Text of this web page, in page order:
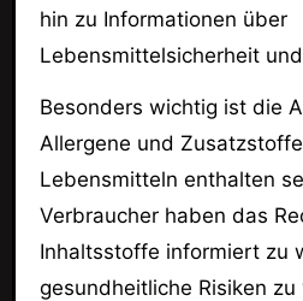
hin zu Informationen über
Lebensmittelsicherheit
Besonders wichtig ist die
Allergene und
Lebensmitteln enthalten
Verbraucher haben das
Inhaltsstoffe informiert zu
gesundheitliche Risiken zu